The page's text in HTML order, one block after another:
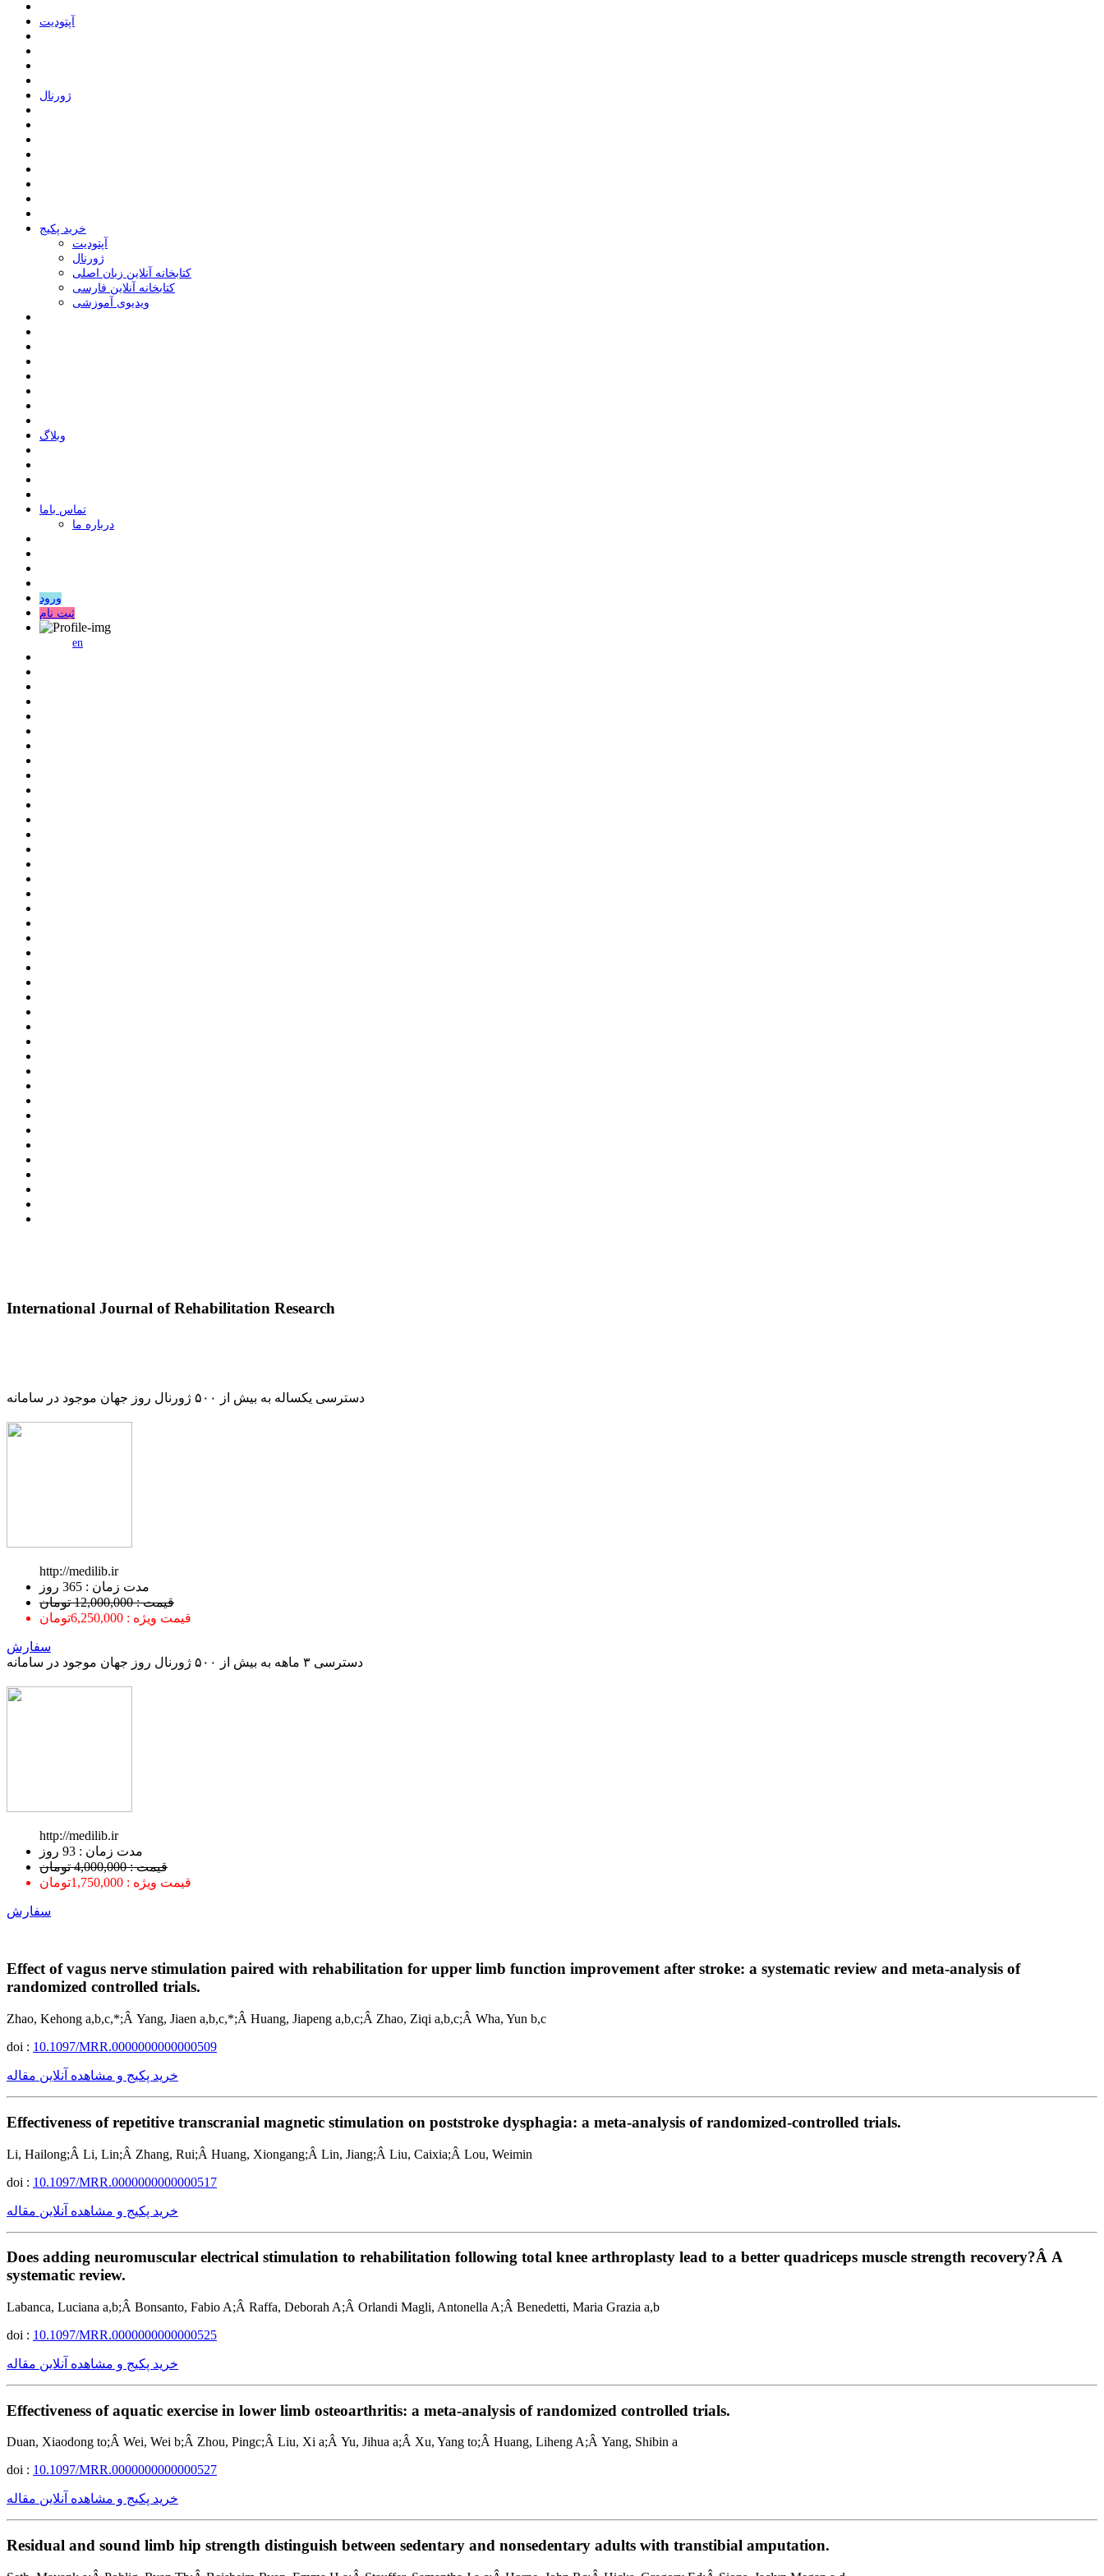
ﺁﭘﺘﻮﺩﯾﺖ
ﮊﻭﺭﻧﺎﻝ
خرید پکیج
ﺁﭘﺘﻮﺩﯾﺖ
ﮊﻭﺭﻧﺎﻝ
کتابخانه آنلاین زبان اصلی
کتابخانه آنلاین فارسی
ویدیوی آموزشی
وبلاگ
ﺗﻤﺎﺱ ﺑﺎﻣﺎ
درباره ما
ورود
ثبت نام
en
International Journal of Rehabilitation Research
دسترسی یکساله به بیش از ۵۰۰ ژورنال روز جهان موجود در سامانه
http://medilib.ir
ﻣﺪﺕ ﺯﻣﺎﻥ : 365 ﺭﻭﺯ
قیمت : 12,000,000 تومان
قیمت ویژه : 6,250,000تومان
سفارش
دسترسی ۳ ماهه به بیش از ۵۰۰ ژورنال روز جهان موجود در سامانه
http://medilib.ir
ﻣﺪﺕ ﺯﻣﺎﻥ : 93 ﺭﻭﺯ
قیمت : 4,000,000 تومان
قیمت ویژه : 1,750,000تومان
سفارش
Effect of vagus nerve stimulation paired with rehabilitation for upper limb function improvement after stroke: a systematic review and meta-analysis of
randomized controlled trials.
Zhao, Kehong a,b,c,*;Â Yang, Jiaen a,b,c,*;Â Huang, Jiapeng a,b,c;Â Zhao, Ziqi a,b,c;Â Wha, Yun b,c
doi : 10.1097/MRR.0000000000000509
خرید پکیج و مشاهده آنلاین مقاله
Effectiveness of repetitive transcranial magnetic stimulation on poststroke dysphagia: a meta-analysis of randomized-controlled trials.
Li, Hailong;Â Li, Lin;Â Zhang, Rui;Â Huang, Xiongang;Â Lin, Jiang;Â Liu, Caixia;Â Lou, Weimin
doi : 10.1097/MRR.0000000000000517
خرید پکیج و مشاهده آنلاین مقاله
Does adding neuromuscular electrical stimulation to rehabilitation following total knee arthroplasty lead to a better quadriceps muscle strength recovery?Â A
systematic review.
Labanca, Luciana a,b;Â Bonsanto, Fabio A;Â Raffa, Deborah A;Â Orlandi Magli, Antonella A;Â Benedetti, Maria Grazia a,b
doi : 10.1097/MRR.0000000000000525
خرید پکیج و مشاهده آنلاین مقاله
Effectiveness of aquatic exercise in lower limb osteoarthritis: a meta-analysis of randomized controlled trials.
Duan, Xiaodong to;Â Wei, Wei b;Â Zhou, Pingc;Â Liu, Xi a;Â Yu, Jihua a;Â Xu, Yang to;Â Huang, Liheng A;Â Yang, Shibin a
doi : 10.1097/MRR.0000000000000527
خرید پکیج و مشاهده آنلاین مقاله
Residual and sound limb hip strength distinguish between sedentary and nonsedentary adults with transtibial amputation.